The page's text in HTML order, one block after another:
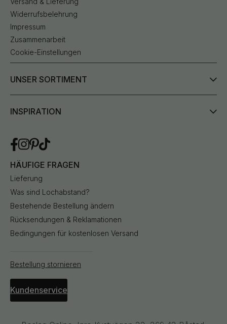
Widerrufsbelehrung
Impressum
Zusammenarbeit
Cookie-Einstellungen
UNSER SORTIMENT
INSPIRATION
HÄUFIGE FRAGEN
Lieferung
Was sind Lochabstand?
Bestehende Bestellung ändern
Rücksendungen & Reklamationen
Bedingungen für kostenlosen Versand
Bestellung stornieren
Kundenservice